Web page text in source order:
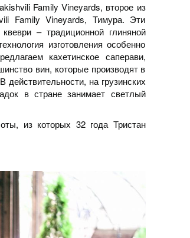
Family Vineyards, второе из
Family Vineyards, Тимура. Эти
– традиционной глиняной
изготовления особенно
кахетинское саперави,
вин, которые производят в
на грузинских
в стране занимает светлый
из которых 32 года Тристан